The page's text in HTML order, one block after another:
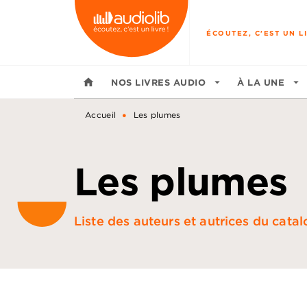
MENU RECHERCHE
ÉCOUTEZ, C'EST UN
home NOS LIVRES AUDIO arrow_drop_down À LA UNE arrow_drop_down
Accueil • Les plumes
Les plumes
Liste des auteurs et autrices du